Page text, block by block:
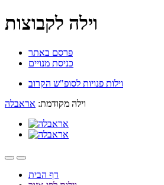
וילה לקבוצות
פרסם באתר
כניסת מנויים
וילות פנויות לסופ"ש הקרוב
וילה מקודמת: אראבלה
דף הבית